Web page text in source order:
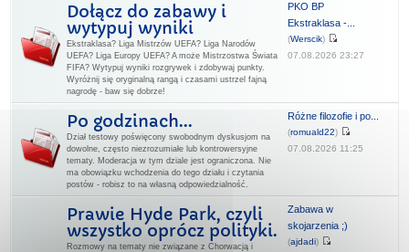
Dołącz do zabawy i
wytypuj wyniki
Ekstraklasa? Liga Mistrzów UEFA? Liga Narodów
UEFA? Liga Europy UEFA? A może Mistrzostwa Świata
FIFA? Wytypuj wyniki rozgrywek i zdobywaj punkty.
Wyróżnij się oryginalną rangą i czasami ustrzel fajną
nagrodę - baw się dobrze!
PKO BP
Ekstraklasa -...
(Werscik)
07.08.2026 23:27
Po godzinach...
Dział testowy poświęcony swobodnym dyskusjom na
dowolne, często niezrozumiałe lub kontrowersyjne
tematy. Moderacja w tym dziale jest ograniczona. Nie
ma obowiązku wchodzenia do tego działu i czytania
postów - robisz to na własną odpowiedzialność.
Różne filozofie i po...
(romuald22)
07.08.2026 11:25
Prawie Hyde Park, czyli
wszystko oprócz polityki.
Rozmowy na tematy nie związane z Chorwacją i
Zabawa w
skojarzenia ;)
(ajdadi)